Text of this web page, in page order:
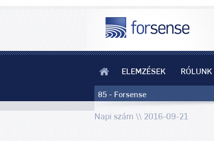
ELEMZÉSEK RÓLUNK
85 - Forsense
Napi szám \\ 2016-09-21